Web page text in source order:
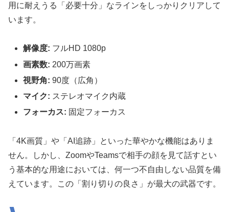
用に耐えうる「必要十分」なラインをしっかりクリアして
います。
解像度: フルHD 1080p
画素数: 200万画素
視野角: 90度（広角）
マイク: ステレオマイク内蔵
フォーカス: 固定フォーカス
「4K画質」や「AI追跡」といった華やかな機能はありま
せん。しかし、ZoomやTeamsで相手の顔を見て話すとい
う基本的な用途においては、何一つ不自由しない品質を備
えています。この「割り切りの良さ」が最大の武器です。